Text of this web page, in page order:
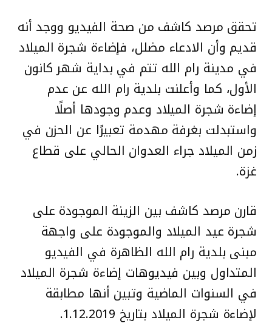
تحقق مرصد كاشف من صحة الفيديو ووجد أنه
قديم وأن الادعاء مضلل، فإضاءة شجرة الميلاد
في مدينة رام الله تتم في بداية شهر كانون
الأول، كما وأعلنت بلدية رام الله عن عدم
إضاءة شجرة الميلاد وعدم وجودها أصلًا
واستبدلت بغرفة مهدمة تعبيرًا عن الحزن في
زمن الميلاد جراء العدوان الحالي على قطاع
غزة.
قارن مرصد كاشف بين الزينة الموجودة على
شجرة عيد الميلاد والموجودة على واجهة
مبنى بلدية رام الله الظاهرة في الفيديو
المتداول وبين فيديوهات إضاءة شجرة الميلاد
في السنوات الماضية وتبين أنها مطابقة
لإضاءة شجرة الميلاد بتاريخ 1.12.2019.